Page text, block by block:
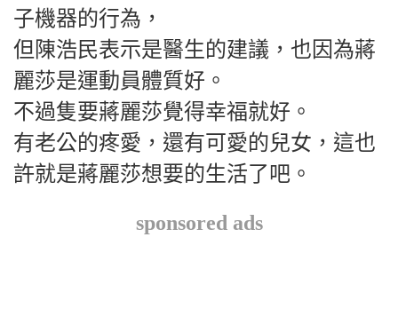
子機器的行為，
但陳浩民表示是醫生的建議，也因為蔣
麗莎是運動員體質好。
不過隻要蔣麗莎覺得幸福就好。
有老公的疼愛，還有可愛的兒女，這也
許就是蔣麗莎想要的生活了吧。
sponsored ads